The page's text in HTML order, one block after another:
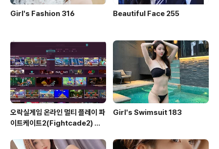
Girl's Fashion 316 Beautiful Face 255
오락실게임 온라인 멀티 플레이 파
이트케이트2(Fightcade2) 설
Girl's Swimsuit 183